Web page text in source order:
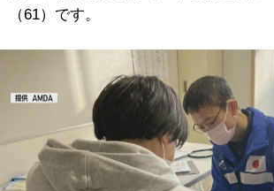
（61）です。